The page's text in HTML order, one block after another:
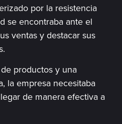
por la resistencia
se encontraba ante el
ventas y destacar sus
productos y una
la empresa necesitaba
de manera efectiva a